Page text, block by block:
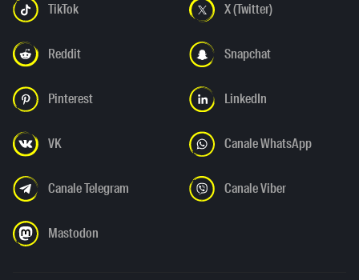
TikTok X (Twitter)
Reddit Snapchat
Pinterest LinkedIn
VK Canale WhatsApp
Canale Telegram Canale Viber
Mastodon